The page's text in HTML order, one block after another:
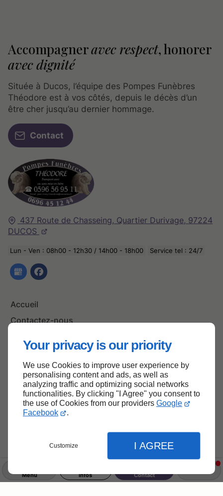
Your privacy is our priority
We use Cookies to improve user experience by
personalising content and ads, as well as
analyzing traffic and optimizing social networks
functionalities. By clicking "I Agree" you consent to
the use of Cookies from our providers Google
Facebook
.
Customize I AGREE
Menu Infos Contact
437 Route de Chasseing, Quartier Durivage, 97224
DUCOS
Lun - Ven : 08h00 - 12h30 / 14h00 - 18h00 Service tel : 24/7
Accueil
Contactez-nous
Plan du site
Accompagneravec respect, honorer
avec dignité
Située à Ducos, l’équipe des Pompes Funèbres
Théodore est à vos côtés, depuis le décès d’un
être cher jusqu’au dernier hommage.
Contact
Haut de page